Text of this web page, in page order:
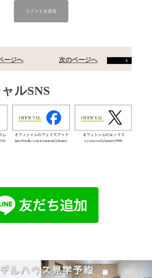
次のページへ
ージへ
ルSNS